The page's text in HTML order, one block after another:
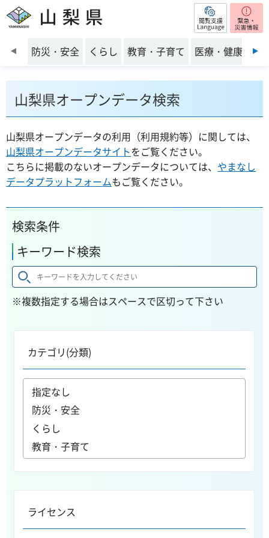
山梨県 閲覧支援
前のスライドを表示
防災・安全 くらし 教育・子育て 医療・健康・福
山梨県オープンデータ検索
山梨県オープンデータの利用（利用規約等）に関しては、
山梨県オープンデータサイトをご覧ください。
こちらに掲載のないオープンデータについては、 やまなし
データプラットフォームもご覧ください。
検索条件
キーワード検索
※複数指定する場合はスペースで区切って下さい
カテゴリ(分類)
ライセンス